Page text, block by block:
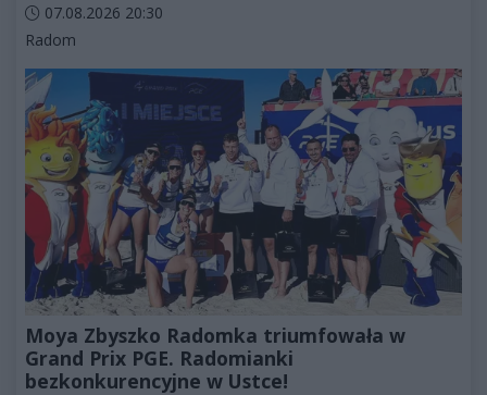
Data dodania artykułu:
07.08.2026 20:30
Kategorie artykułu:
Radom
Moya Zbyszko Radomka triumfowała w
Grand Prix PGE. Radomianki
bezkonkurencyjne w Ustce!